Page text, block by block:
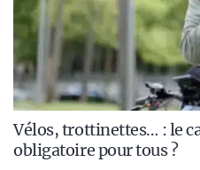
Vélos, trottinettes… : le
obligatoire pour tous ?